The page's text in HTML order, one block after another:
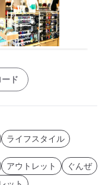
ド
ライフスタイル
アウトレット
ぐんぜ